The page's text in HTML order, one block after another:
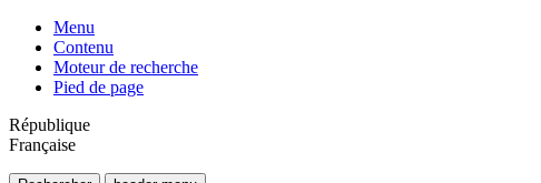
Menu
Contenu
Moteur de recherche
Pied de page
République
Française